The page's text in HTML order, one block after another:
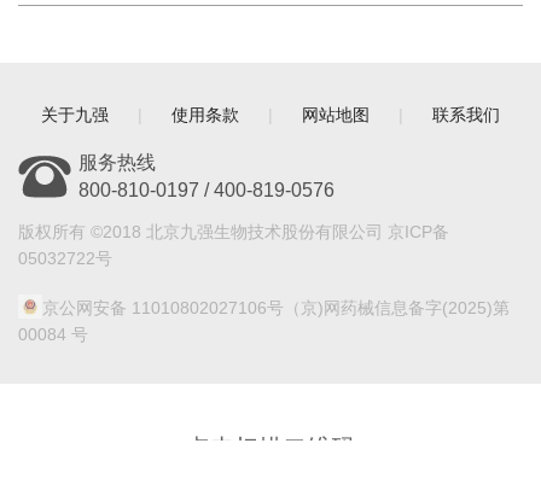
关于九强 | 使用条款 | 网站地图 | 联系我们
服务热线
800-810-0197 / 400-819-0576
版权所有 ©2018 北京九强生物技术股份有限公司 京ICP备
05032722号
京公网安备 11010802027106号 （京)网药械信息备字(2025)第
00084 号
点击扫描二维码